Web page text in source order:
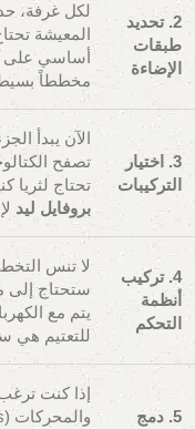
2. تحديد
طبقات
الإضاءة
لكل غرفة،
المعيشة
أساسي على
مخططاً
3. اختيار
التركيبات
الآن يبدأ
تصفح
تحتاج لثريا
بروفايل ليد
4. تركيب
أنظمة
التحكم
لا تنس
يتم مع
للتعتيم هي
5. دمج
إذا كنت